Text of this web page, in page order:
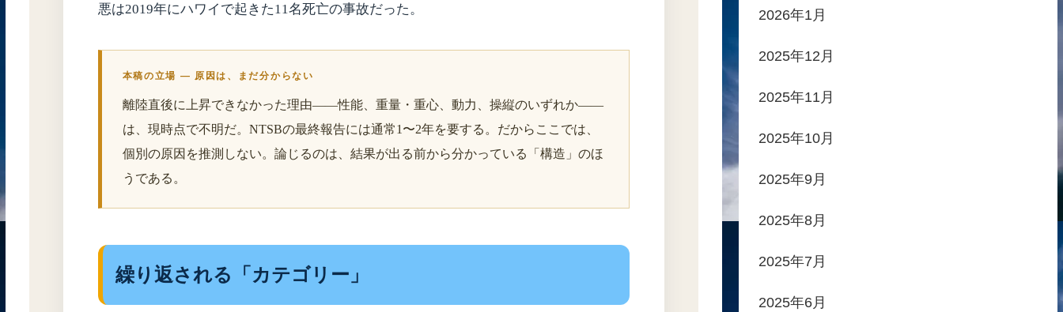
悪は2019年にハワイで起きた11名死亡の事故だった。
本稿の立場 — 原因は、まだ分からない
離陸直後に上昇できなかった理由——性能、重量・重心、動力、操縦のいずれか——
は、現時点で不明だ。NTSBの最終報告には通常1〜2年を要する。だからここでは、
個別の原因を推測しない。論じるのは、結果が出る前から分かっている「構造」のほ
うである。
繰り返される「カテゴリー」
2026年1月
2025年12月
2025年11月
2025年10月
2025年9月
2025年8月
2025年7月
2025年6月